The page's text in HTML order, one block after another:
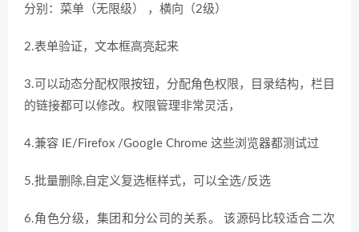
分别：菜单（无限级） ，横向（2级）
2.表单验证，文本框高亮起来
3.可以动态分配权限按钮，分配角色权限，目录结构，栏目
的链接都可以修改。权限管理非常灵活，
4.兼容 IE/Firefox /Google Chrome 这些浏览器都测试过
5.批量删除,自定义复选框样式，可以全选/反选
6.角色分级，集团和分公司的关系。 该源码比较适合二次